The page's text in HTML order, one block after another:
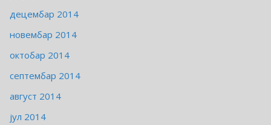
децембар 2014
новембар 2014
октобар 2014
септембар 2014
август 2014
јул 2014